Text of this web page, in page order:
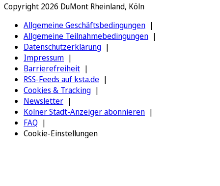
Copyright 2026 DuMont Rheinland, Köln
Allgemeine Geschäftsbedingungen
Allgemeine Teilnahmebedingungen
Datenschutzerklärung
Impressum
Barrierefreiheit
RSS-Feeds auf ksta.de
Cookies & Tracking
Newsletter
Kölner Stadt-Anzeiger abonnieren
FAQ
Cookie-Einstellungen